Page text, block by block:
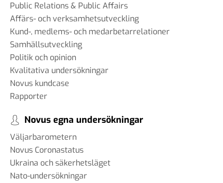
Public Relations & Public Affairs
Affärs- och verksamhetsutveckling
Kund-, medlems- och medarbetarrelationer
Samhällsutveckling
Politik och opinion
Kvalitativa undersökningar
Novus kundcase
Rapporter
Novus egna undersökningar
Väljarbarometern
Novus Coronastatus
Ukraina och säkerhetsläget
Nato-undersökningar